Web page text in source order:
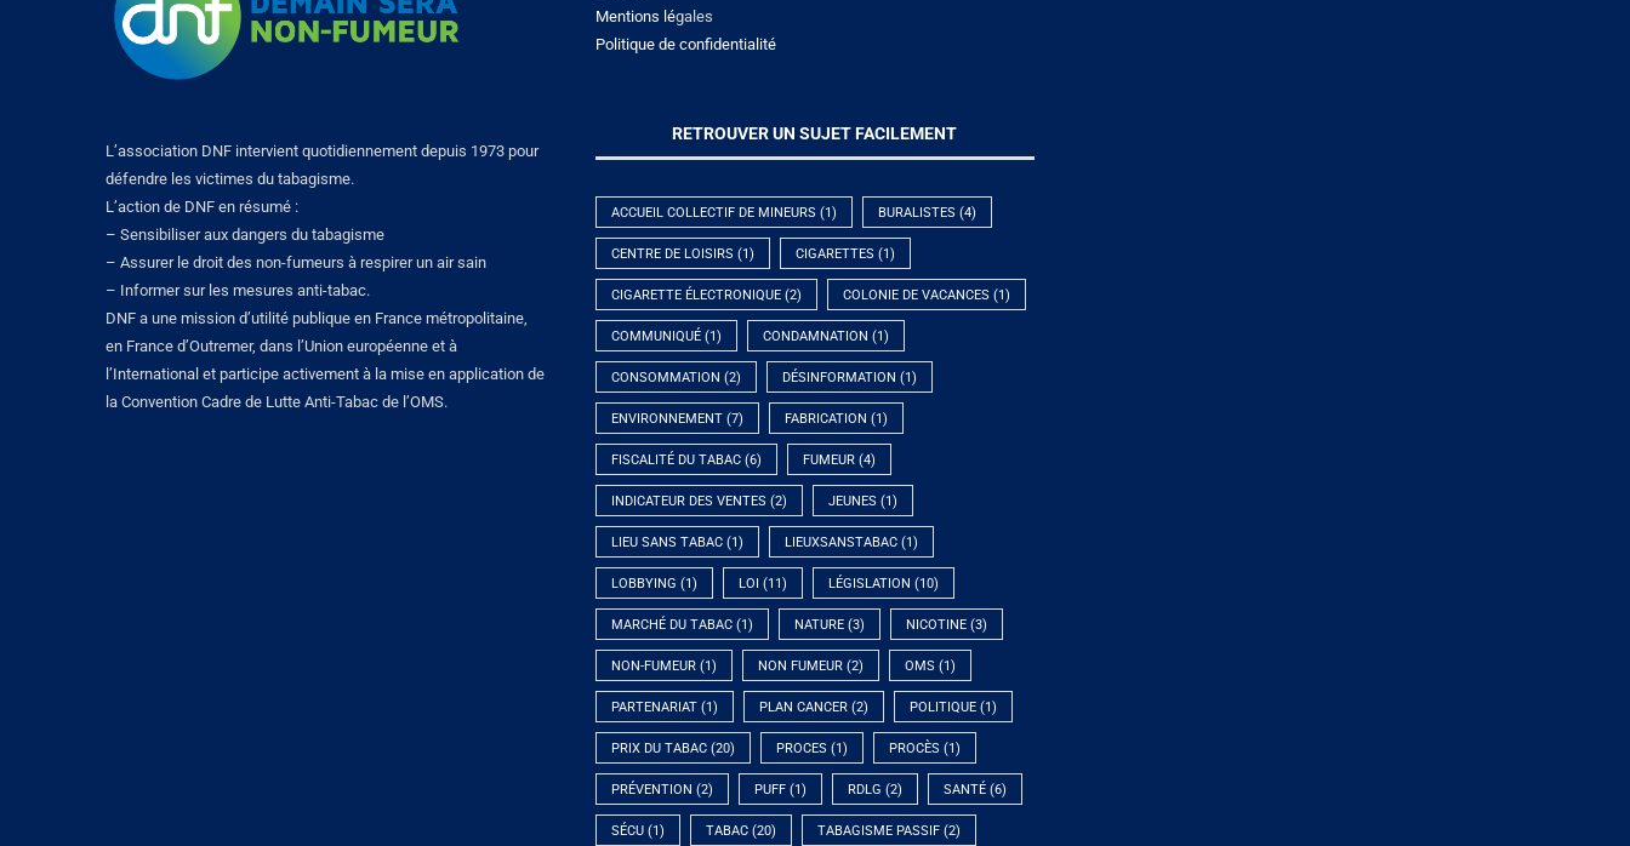
L’association DNF intervient quotidiennement depuis 1973 pour
défendre les victimes du tabagisme.
L’action de DNF en résumé :
– Sensibiliser aux dangers du tabagisme
– Assurer le droit des non-fumeurs à respirer un air sain
– Informer sur les mesures anti-tabac.
DNF a une mission d’utilité publique en France métropolitaine,
en France d’Outremer, dans l’Union européenne et à
l’International et participe activement à la mise en application de
la Convention Cadre de Lutte Anti-Tabac de l’OMS.
Mentions légales
Politique de confidentialité
RETROUVER UN SUJET FACILEMENT
ACCUEIL COLLECTIF DE MINEURS (1) BURALISTES (4)
CENTRE DE LOISIRS (1) CIGARETTES (1)
CIGARETTE ÉLECTRONIQUE(2) COLONIE DE VACANCES (1)
COMMUNIQUÉ(1) CONDAMNATION (1)
CONSOMMATION (2) DÉSINFORMATION (1)
ENVIRONNEMENT(7) FABRICATION (1)
FISCALITÉ DU TABAC(6) FUMEUR(4)
INDICATEUR DES VENTES (2) JEUNES (1)
LIEU SANS TABAC(1) LIEUXSANSTABAC(1)
LOBBYING (1) LOI (11) LÉGISLATION (10)
MARCHÉ DU TABAC(1) NATURE(3) NICOTINE(3)
NON-FUMEUR(1) NON FUMEUR(2) OMS (1)
PARTENARIAT(1) PLAN CANCER(2) POLITIQUE(1)
PRIX DU TABAC(20) PROCES (1) PROCÈS (1)
PRÉVENTION (2) PUFF(1) RDLG (2) SANTÉ(6)
SÉCU(1) TABAC(20) TABAGISME PASSIF(2)